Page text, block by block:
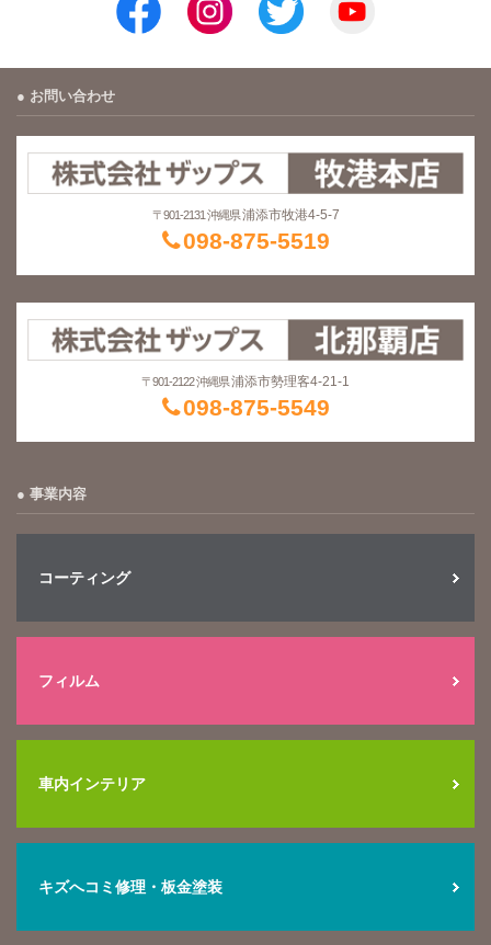
お問い合わせ
〒901-2131 沖縄県 浦添市牧港4-5-7
098-875-5519
〒901-2122 沖縄県浦添市勢理客4-21-1
098-875-5549
事業内容
コーティング
フィルム
車内インテリア
キズへコミ修理・板金塗装